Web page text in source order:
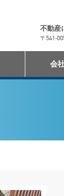
不動産
〒541-
会